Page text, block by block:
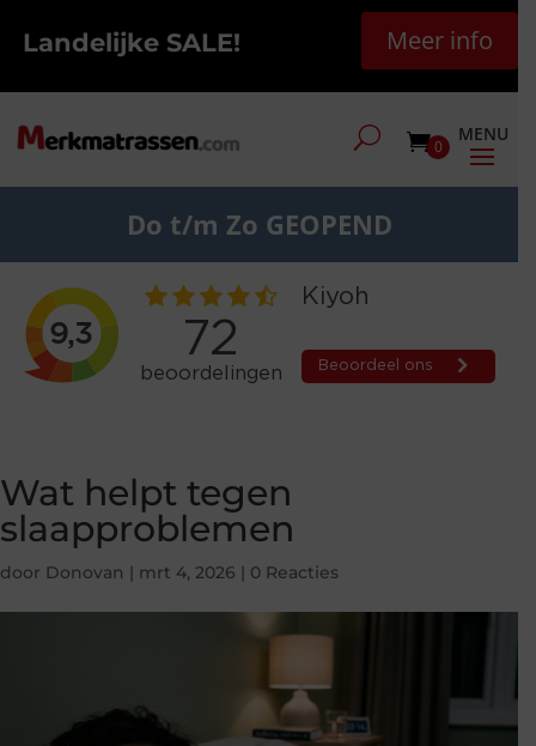
Landelijke SALE! Meer info
0
Do t/m Zo GEOPEND
Wat helpt tegen
slaapproblemen
door Donovan | mrt 4, 2026 | 0 Reacties